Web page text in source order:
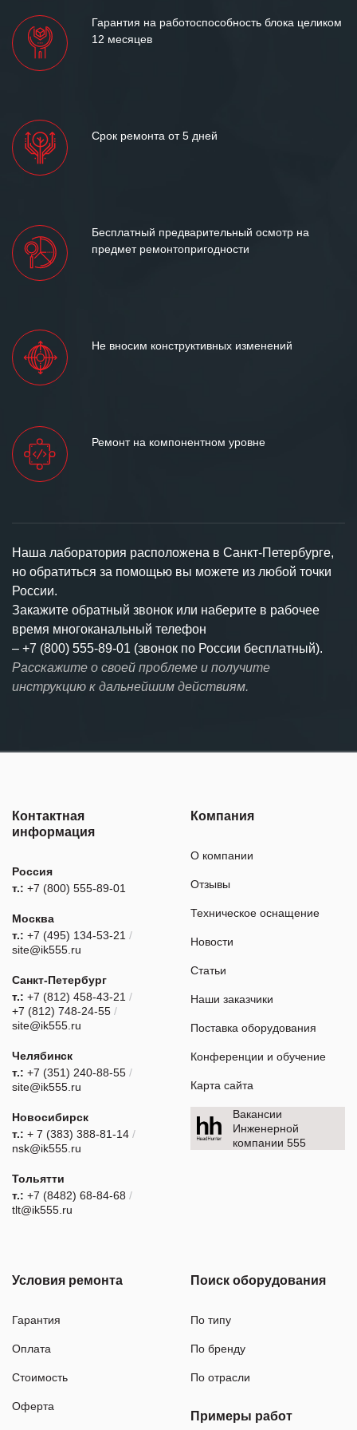
Гарантия на работоспособность блока целиком
12 месяцев
Срок ремонта от 5 дней
Бесплатный предварительный осмотр на
предмет ремонтопригодности
Не вносим конструктивных изменений
Ремонт на компонентном уровне
Наша лаборатория расположена в Санкт-Петербурге,
но обратиться за помощью вы можете из любой точки
России.
Закажите обратный звонок или наберите в рабочее
время многоканальный телефон
– +7 (800) 555-89-01 (звонок по России бесплатный).
Расскажите о своей проблеме и получите
инструкцию к дальнейшим действиям.
Контактная
информация
Россия
т.: +7 (800) 555-89-01
Москва
т.: +7 (495) 134-53-21 /
site@ik555.ru
Санкт-Петербург
т.: +7 (812) 458-43-21 /
+7 (812) 748-24-55 /
site@ik555.ru
Челябинск
т.: +7 (351) 240-88-55 /
site@ik555.ru
Новосибирск
т.: + 7 (383) 388-81-14 /
nsk@ik555.ru
Тольятти
т.: +7 (8482) 68-84-68 /
tlt@ik555.ru
Компания
О компании
Отзывы
Техническое оснащение
Новости
Статьи
Наши заказчики
Поставка оборудования
Конференции и обучение
Карта сайта
Вакансии
Инженерной
компании 555
Условия ремонта
Гарантия
Оплата
Стоимость
Оферта
Поиск оборудования
По типу
По бренду
По отрасли
Примеры работ